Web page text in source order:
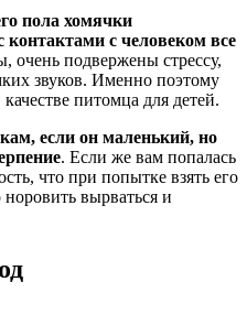
пола хомячки
с человеком все
очень подвержены стрессу,
звуков. Именно поэтому
питомца для детей.
если он маленький, но
. Если же вам попалась
что при попытке взять его
норовить вырваться и